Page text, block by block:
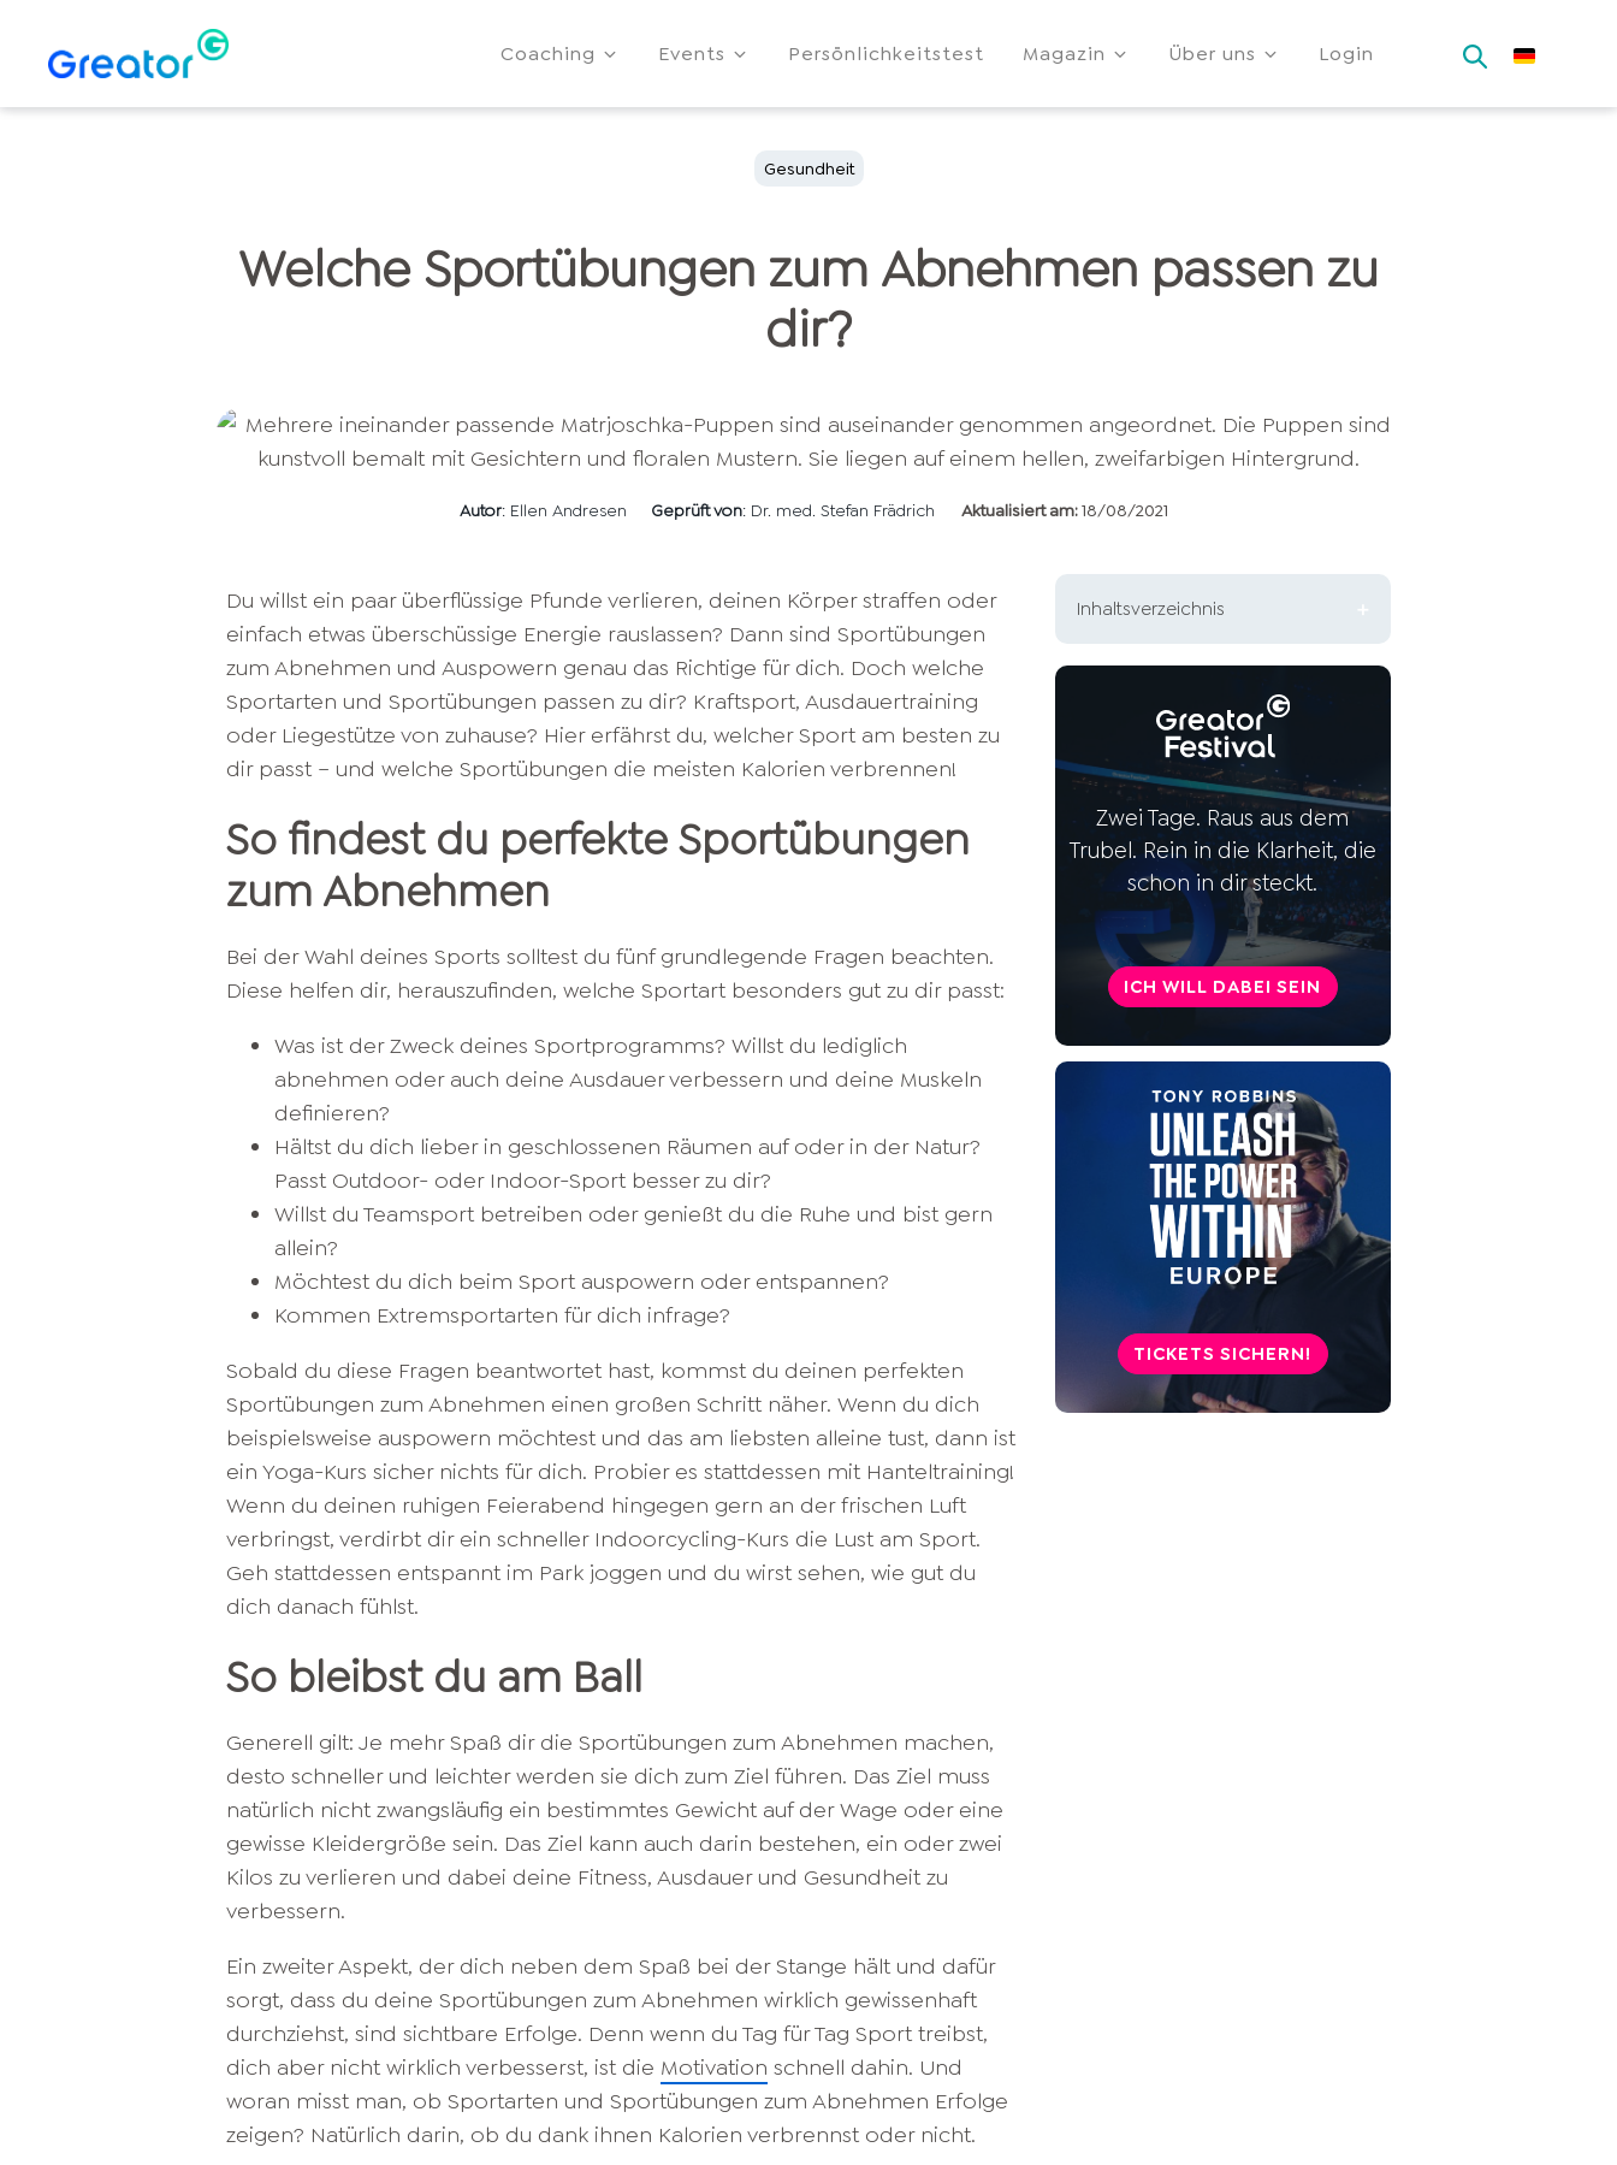
Coaching Events Persönlichkeitstest Magazin Über uns Login
Gesundheit
Welche Sportübungen zum Abnehmen passen zu
dir?
Autor: Ellen Andresen Geprüft von: Dr. med. Stefan Frädrich Aktualisiert am:18/08/2021
Du willst ein paar überflüssige Pfunde verlieren, deinen Körper straffen oder
einfach etwas überschüssige Energie rauslassen? Dann sind Sportübungen
zum Abnehmen und Auspowern genau das Richtige für dich. Doch welche
Sportarten und Sportübungen passen zu dir? Kraftsport, Ausdauertraining
oder Liegestütze von zuhause? Hier erfährst du, welcher Sport am besten zu
dir passt – und welche Sportübungen die meisten Kalorien verbrennen!
So findest du perfekte Sportübungen
zum Abnehmen
Bei der Wahl deines Sports solltest du fünf grundlegende Fragen beachten.
Diese helfen dir, herauszufinden, welche Sportart besonders gut zu dir passt:
Was ist der Zweck deines Sportprogramms? Willst du lediglich
abnehmen oder auch deine Ausdauer verbessern und deine Muskeln
definieren?
Hältst du dich lieber in geschlossenen Räumen auf oder in der Natur?
Passt Outdoor- oder Indoor-Sport besser zu dir?
Willst du Teamsport betreiben oder genießt du die Ruhe und bist gern
allein?
Möchtest du dich beim Sport auspowern oder entspannen?
Kommen Extremsportarten für dich infrage?
Sobald du diese Fragen beantwortet hast, kommst du deinen perfekten
Sportübungen zum Abnehmen einen großen Schritt näher. Wenn du dich
beispielsweise auspowern möchtest und das am liebsten alleine tust, dann ist
ein Yoga-Kurs sicher nichts für dich. Probier es stattdessen mit Hanteltraining!
Wenn du deinen ruhigen Feierabend hingegen gern an der frischen Luft
verbringst, verdirbt dir ein schneller Indoorcycling-Kurs die Lust am Sport.
Geh stattdessen entspannt im Park joggen und du wirst sehen, wie gut du
dich danach fühlst.
So bleibst du am Ball
Generell gilt: Je mehr Spaß dir die Sportübungen zum Abnehmen machen,
desto schneller und leichter werden sie dich zum Ziel führen. Das Ziel muss
natürlich nicht zwangsläufig ein bestimmtes Gewicht auf der Wage oder eine
gewisse Kleidergröße sein. Das Ziel kann auch darin bestehen, ein oder zwei
Kilos zu verlieren und dabei deine Fitness, Ausdauer und Gesundheit zu
verbessern.
Ein zweiter Aspekt, der dich neben dem Spaß bei der Stange hält und dafür
sorgt, dass du deine Sportübungen zum Abnehmen wirklich gewissenhaft
durchziehst, sind sichtbare Erfolge. Denn wenn du Tag für Tag Sport treibst,
dich aber nicht wirklich verbesserst, ist die Motivation schnell dahin. Und
woran misst man, ob Sportarten und Sportübungen zum Abnehmen Erfolge
zeigen? Natürlich darin, ob du dank ihnen Kalorien verbrennst oder nicht.
Inhaltsverzeichnis
Sportübungen zum Abnehmen
So bleibst du am Ball
Sportübungen zum
Abnehmen: So trainierst du
effektiv
Zwei Tage. Raus aus dem
Trubel. Rein in die Klarheit, die
schon in dir steckt.
ICH WILL DABEI SEIN
TICKETS SICHERN!